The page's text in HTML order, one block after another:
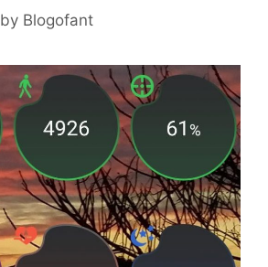
by Blogofant